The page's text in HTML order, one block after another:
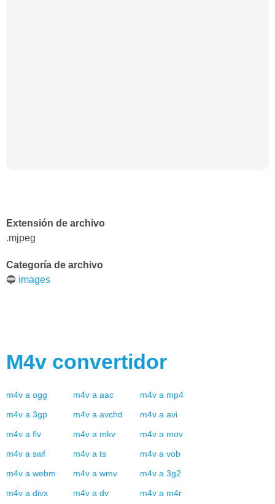
Extensión de archivo
.mjpeg
Categoría de archivo
🔵 images
M4v convertidor
m4v a ogg m4v a aac m4v a mp4
m4v a 3gp m4v a avchd m4v a avi
m4v a flv m4v a mkv m4v a mov
m4v a swf m4v a ts m4v a vob
m4v a webm m4v a wmv m4v a 3g2
m4v a divx m4v a dv m4v a m4r